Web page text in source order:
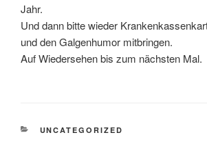
Jahr.
Und dann bitte wieder
und den Galgenhumor mitbringen.
Auf Wiedersehen bis zum nächsten Mal.
CATEGORIES
UNCATEGORIZED